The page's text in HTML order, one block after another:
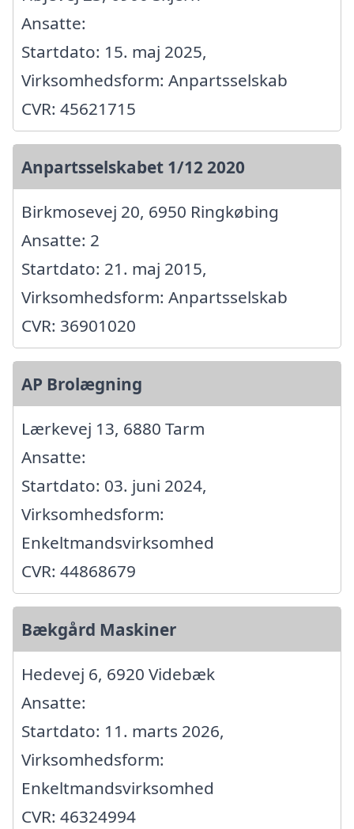
Ansatte:
Startdato: 15. maj 2025,
Virksomhedsform: Anpartsselskab
CVR: 45621715
Anpartsselskabet 1/12 2020
Birkmosevej 20, 6950 Ringkøbing
Ansatte: 2
Startdato: 21. maj 2015,
Virksomhedsform: Anpartsselskab
CVR: 36901020
AP Brolægning
Lærkevej 13, 6880 Tarm
Ansatte:
Startdato: 03. juni 2024,
Virksomhedsform:
Enkeltmandsvirksomhed
CVR: 44868679
Bækgård Maskiner
Hedevej 6, 6920 Videbæk
Ansatte:
Startdato: 11. marts 2026,
Virksomhedsform:
Enkeltmandsvirksomhed
CVR: 46324994